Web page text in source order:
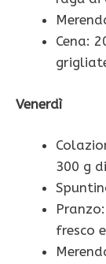
Cena:
Venerdì
300 g
fresco